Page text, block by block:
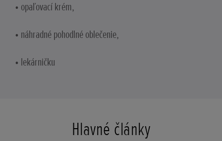
• opaľovací krém,
• náhradné pohodlné oblečenie,
• lekárničku
Hlavné články